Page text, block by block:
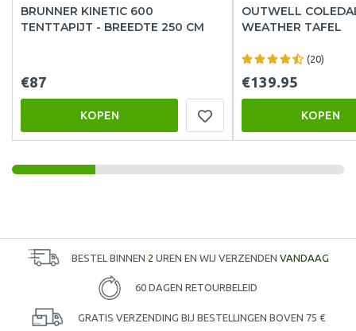
BRUNNER KINETIC 600
TENTTAPIJT - BREEDTE 250 CM
€87
KOPEN
OUTWELL
WEATHER TAFEL
(20)
€139.95
KOPEN
BESTEL BINNEN 2 UREN EN WIJ VERZENDEN VANDAAG
60 DAGEN RETOURBELEID
GRATIS VERZENDING BIJ BESTELLINGEN BOVEN 75 €